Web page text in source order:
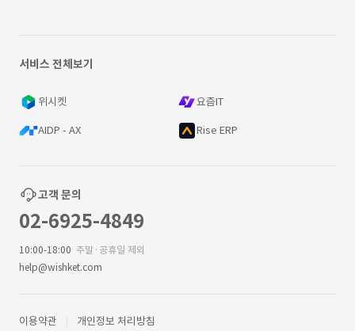
서비스 전체보기
위시켓 요즘IT
AIDP - AX Rise ERP
고객 문의
02-6925-4849
10:00-18:00 주말·공휴일 제외
help@wishket.com
이용약관 개인정보 처리방침